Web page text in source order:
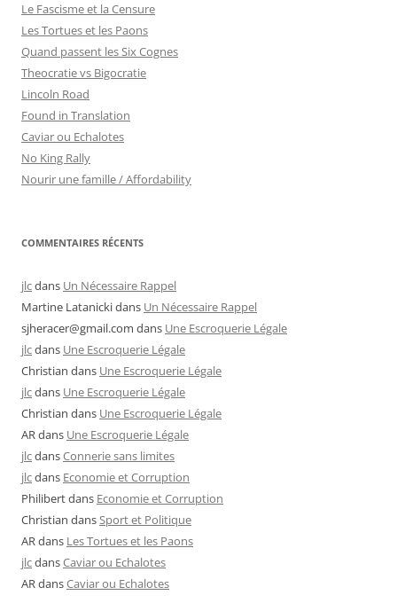
Le Fascisme et la Censure
Les Tortues et les Paons
Quand passent les Six Cognes
Theocratie vs Bigocratie
Lincoln Road
Found in Translation
Caviar ou Echalotes
No King Rally
Nourir une famille / Affordability
COMMENTAIRES RÉCENTS
jlcdans Un Nécessaire Rappel
Martine Latanickidans Un Nécessaire Rappel
sjheracer@gmail.com dans Une Escroquerie Légale
jlcdans Une Escroquerie Légale
Christian dans Une Escroquerie Légale
jlcdans Une Escroquerie Légale
Christian dans Une Escroquerie Légale
ARdans Une Escroquerie Légale
jlcdansConnerie sans limites
jlcdans Economie et Corruption
Philibertdans Economie et Corruption
Christian dansSport et Politique
ARdans Les Tortues et les Paons
jlcdansCaviar ou Echalotes
ARdansCaviar ou Echalotes